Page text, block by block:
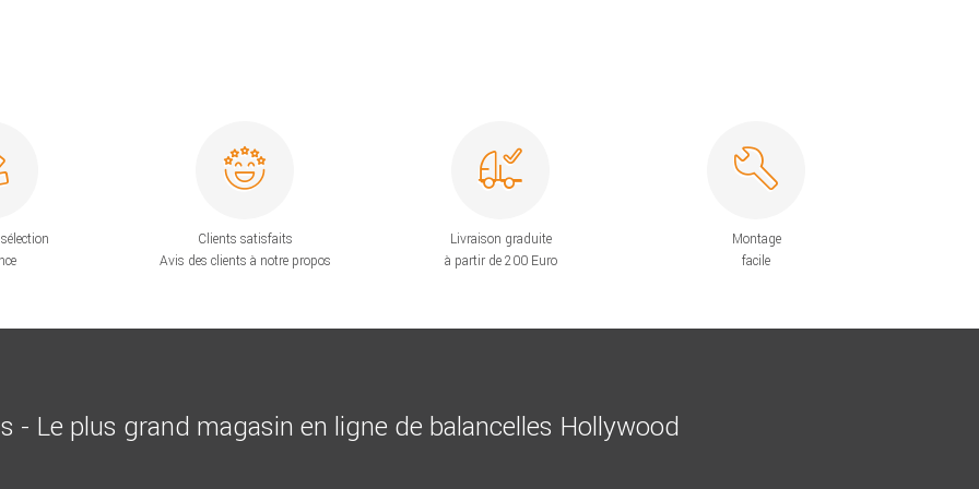
Clients satisfaits
Avis des clients à notre propos
Livraison graduite
à partir de 200 Euro
Montage
facile
- Le plus grand magasin en ligne de balancelles Hollywood